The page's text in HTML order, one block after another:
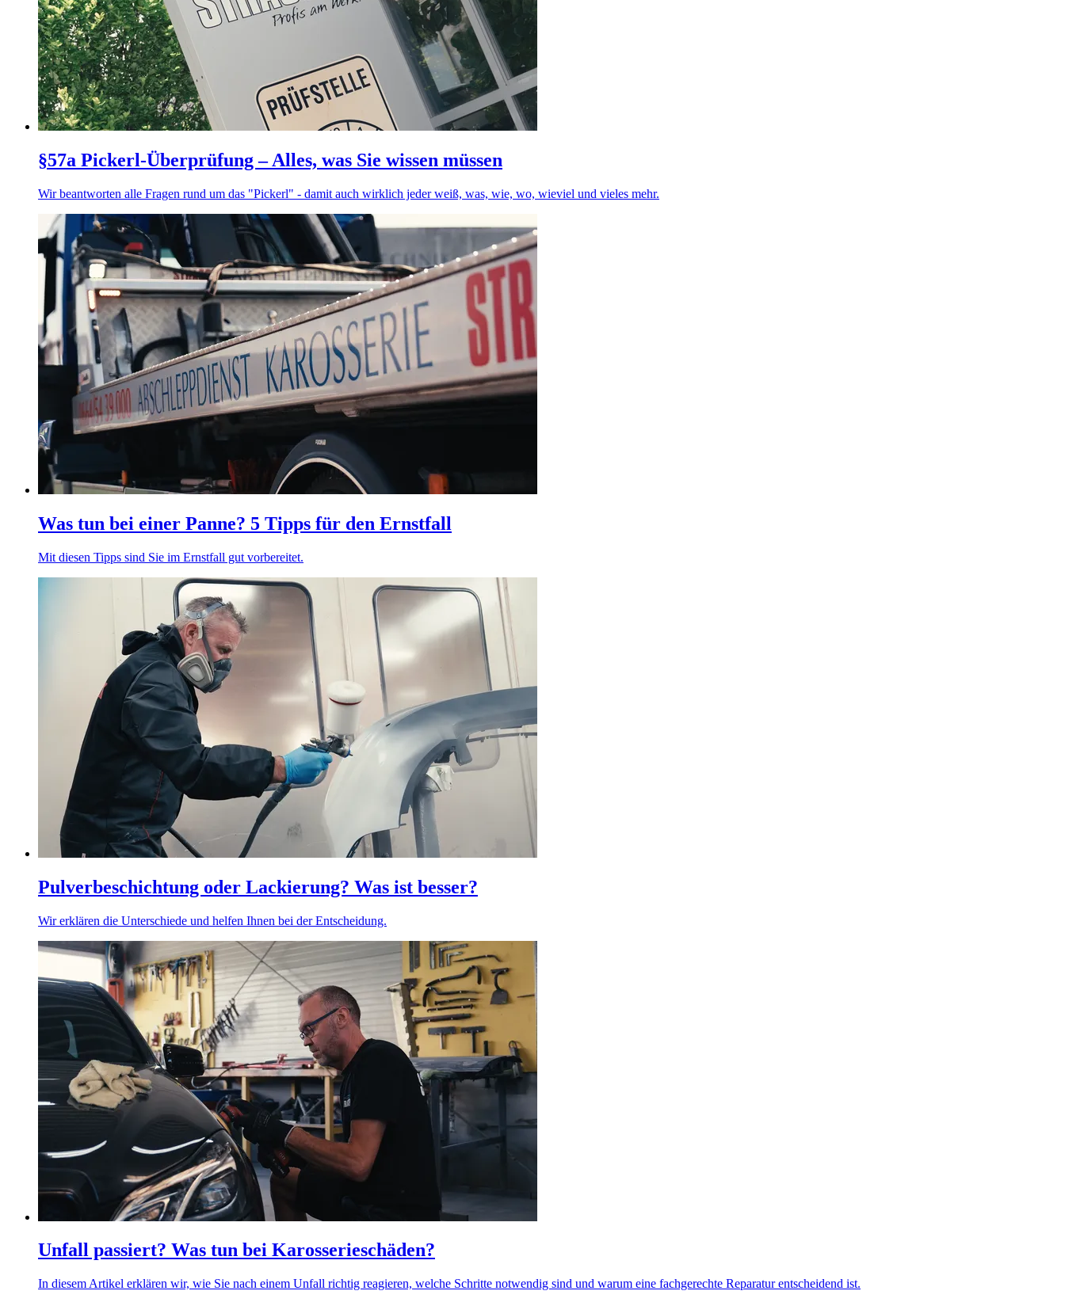
§57a Pickerl-Überprüfung – Alles, was Sie wissen müssen
Wir beantworten alle Fragen rund um das "Pickerl" - damit auch wirklich jeder weiß, was, wie, wo, wieviel und vieles mehr.
Was tun bei einer Panne? 5 Tipps für den Ernstfall
Mit diesen Tipps sind Sie im Ernstfall gut vorbereitet.
Pulverbeschichtung oder Lackierung? Was ist besser?
Wir erklären die Unterschiede und helfen Ihnen bei der Entscheidung.
Unfall passiert? Was tun bei Karosserieschäden?
In diesem Artikel erklären wir, wie Sie nach einem Unfall richtig reagieren, welche Schritte notwendig sind und warum eine fachgerechte Reparatur entscheidend ist.